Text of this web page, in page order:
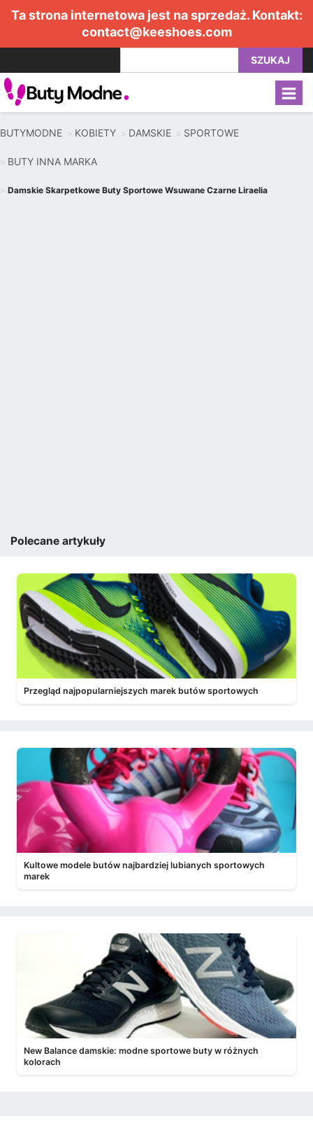
Ta strona internetowa jest na sprzedaż. Kontakt:
contact@keeshoes.com
SZUKAJ
BUTYMODNE KOBIETY DAMSKIE SPORTOWE
BUTY INNA MARKA
Damskie Skarpetkowe Buty Sportowe Wsuwane Czarne Liraelia
Polecane artykuły
Przegląd najpopularniejszych marek butów sportowych
Kultowe modele butów najbardziej lubianych sportowych
marek
New Balance damskie: modne sportowe buty w różnych
kolorach